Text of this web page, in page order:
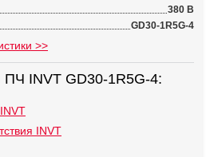
380 В
GD30-1R5G-4
>>
ПЧ INVT GD30-1R5G-4:
INVT